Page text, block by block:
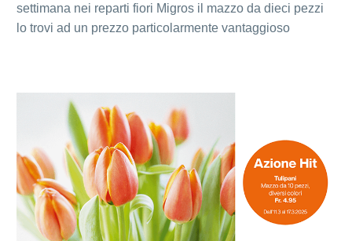
settimana nei reparti fiori Migros il mazzo da dieci pezzi
lo trovi ad un prezzo particolarmente vantaggioso